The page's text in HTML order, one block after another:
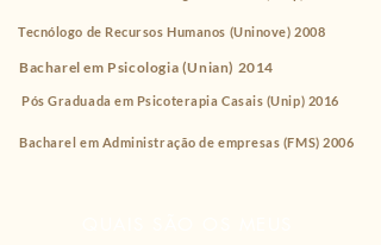
Bacharel em Psicologia (Unian) 2014
Bacharel em Administração de empresas (FMS) 2006
​Pós Graduada em Psicoterapia Casais (Unip) 2016
Tecnólogo de Recursos Humanos (Uninove) 2008